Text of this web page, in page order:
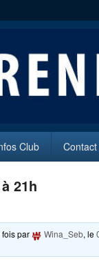
Club Contact
21h
fois par Wina_Seb, le